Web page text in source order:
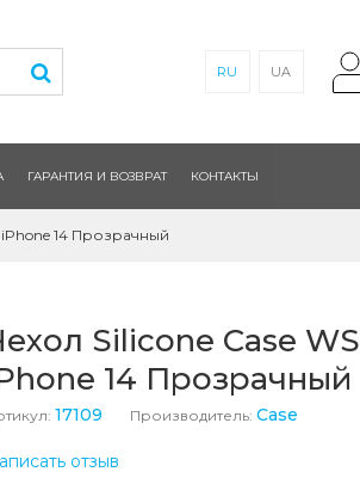
RU UA
ГАРАНТИЯ И ВОЗВРАТ КОНТАКТЫ
iPhone 14 Прозрачный
Silicone Case WS
14 Прозрачный
17109 Производитель: Case
отзыв